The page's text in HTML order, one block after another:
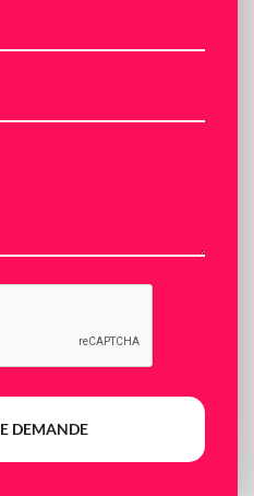
DEMANDE